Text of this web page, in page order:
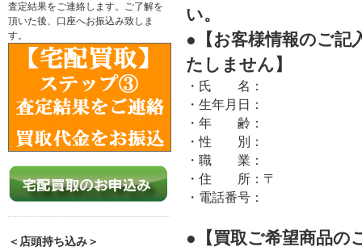
査定結果をご連絡します。ご了解を
頂いた後、口座へお振込み致しま
す。
＜店頭持ち込み＞
い。
●【お客様情報のご記
たしません】
・氏 名：
・生年月日：
・年 齢：
・性 別：
・職 業：
・住 所：〒
・電話番号：
●【買取ご希望商品の